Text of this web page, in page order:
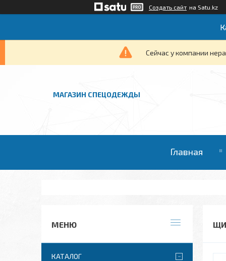
Создать сайт на Satu.kz
Сейчас у компании
МАГАЗИН СПЕЦОДЕЖДЫ
Главная
КАТАЛОГ